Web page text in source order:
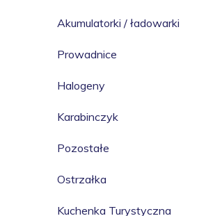
Akumulatorki / ładowarki
Prowadnice
Halogeny
Karabinczyk
Pozostałe
Ostrzałka
Kuchenka Turystyczna